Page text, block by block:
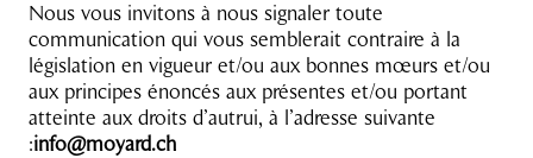
Nous vous invitons à nous signaler toute
communication qui vous semblerait contraire à la
législation en vigueur et/ou aux bonnes mœurs et/ou
aux principes énoncés aux présentes et/ou portant
atteinte aux droits d’autrui, à l’adresse suivante
:info@moyard.ch